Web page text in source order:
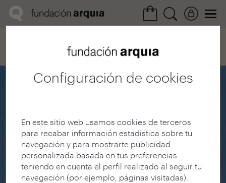
Configuración de cookies
En este sitio web usamos cookies de terceros
para recabar información estadística sobre tu
navegación y para mostrarte publicidad
personalizada basada en tus preferencias
teniendo en cuenta el perfil realizado al seguir tu
navegación (por ejemplo, páginas visitadas).